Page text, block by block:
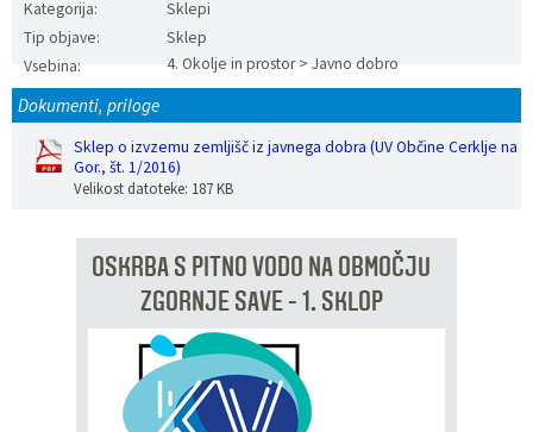
Kategorija:
Sklepi
Tip objave:
Sklep
Vsebina:
4. Okolje in prostor > Javno dobro
Dokumenti, priloge
Sklep o izvzemu zemljišč iz javnega dobra (UV Občine Cerklje na
Gor., št. 1/2016)
Velikost datoteke: 187 KB
OSKRBA S PITNO VODO NA OBMOČJU
ZGORNJE SAVE - 1. SKLOP
Vaške skupnosti
Častno razsodišče
Medobčinski inšpektorat
Načrt ravnanja s stvarnim premoženjem
Galerija slik
MojaObčina.si
Dokumenti v javni obravnavi